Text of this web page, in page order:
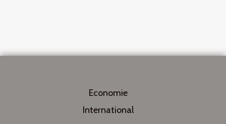
Economie
International